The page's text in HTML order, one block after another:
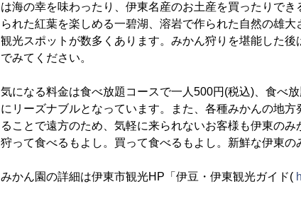
は海の幸を味わったり、伊東名産のお土産を買ったりで
られた紅葉を楽しめる一碧湖、溶岩で作られた自然の雄
観光スポットが数多くあります。みかん狩りを堪能した
でみてください。
気になる料金は食べ放題コースで一人500円(税込)、食べ
にリーズナブルとなっています。また、各種みかんの地
ることで遠方のため、気軽に来られないお客様も伊東のみ
狩って食べるもよし。買って食べるもよし。新鮮な伊東の
みかん園の詳細は伊東市観光HP「伊豆・伊東観光ガイド(